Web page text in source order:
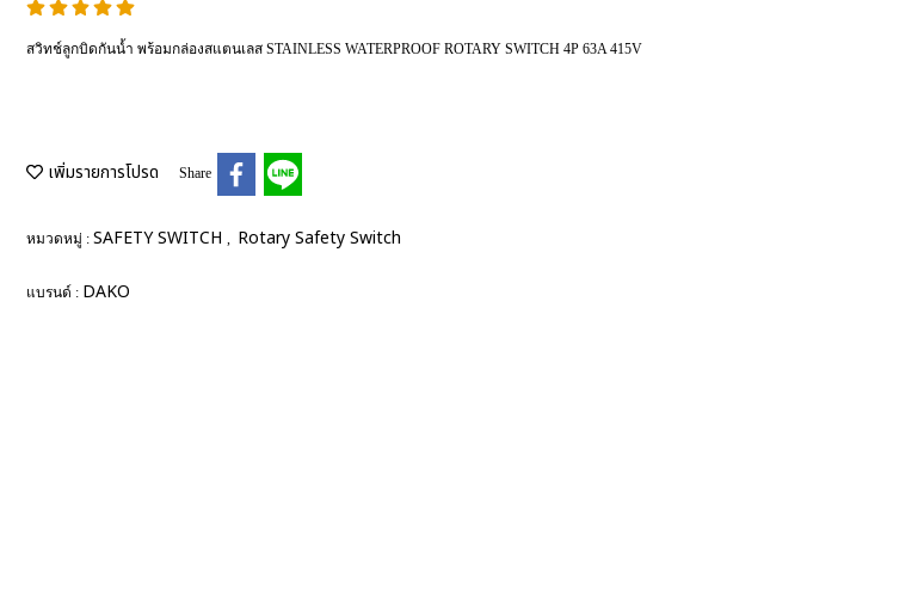
สวิทช์ลูกบิดกันน้ำ พร้อมกล่องสแตนเลส STAINLESS WATERPROOF ROTARY SWITCH 4P 63A 415V
เพิ่มรายการโปรด Share
หมวดหมู่ : SAFETY SWITCH Rotary Safety Switch
แบรนด์ : DAKO